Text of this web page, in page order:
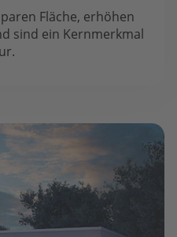
Fläche, erhöhen
sind ein Kernmerkmal